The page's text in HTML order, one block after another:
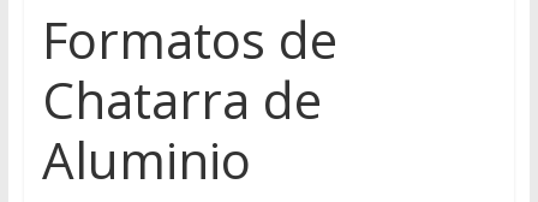
Formatos de
Chatarra de
Aluminio